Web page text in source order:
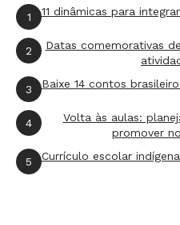
1 11 dinâmicas para
2
Datas comemorativas
3 Baixe 14 contos
4
Volta às aulas:
promover
5 Currículo escolar